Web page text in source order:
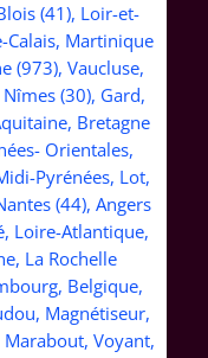
(41), Loir-et-
Calais, Martinique
(973), Vaucluse,
(30), Gard,
Bretagne
Orientales,
Pyrénées, Lot,
(44), Angers
Loire-Atlantique,
La Rochelle
Belgique,
Magnétiseur,
Voyant,